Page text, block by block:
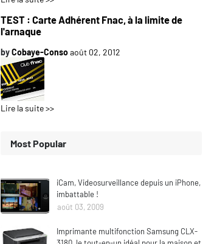
TEST : Carte Adhérent Fnac, à la limite de
l'arnaque
byCobaye-Consoaoût 02, 2012
Lire la suite >>
Most Popular
iCam, Videosurveillance depuis un iPhone,
imbattable !
août 03, 2009
Imprimante multifonction Samsung CLX-